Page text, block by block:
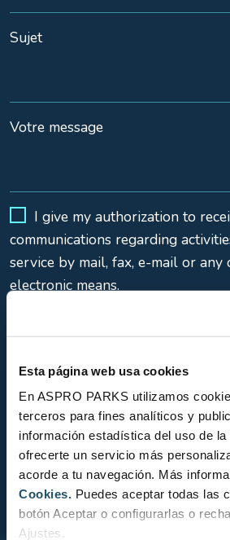
Esta página web usa cookies
En ASPRO PARKS utilizamos
terceros para fines analíticos y
información estadística del uso de la
ofrecerte un servicio más
acorde a tu navegación. Más
Cookies. Puedes aceptar todas las
botón Aceptar o configurarlas o
Ajustes.
Sujet
Votre message
I give my authorization to
communications regarding
service by mail, fax, e-mail or any
electronic means.
*I state that I have read the
provided information
and authorize the processing of